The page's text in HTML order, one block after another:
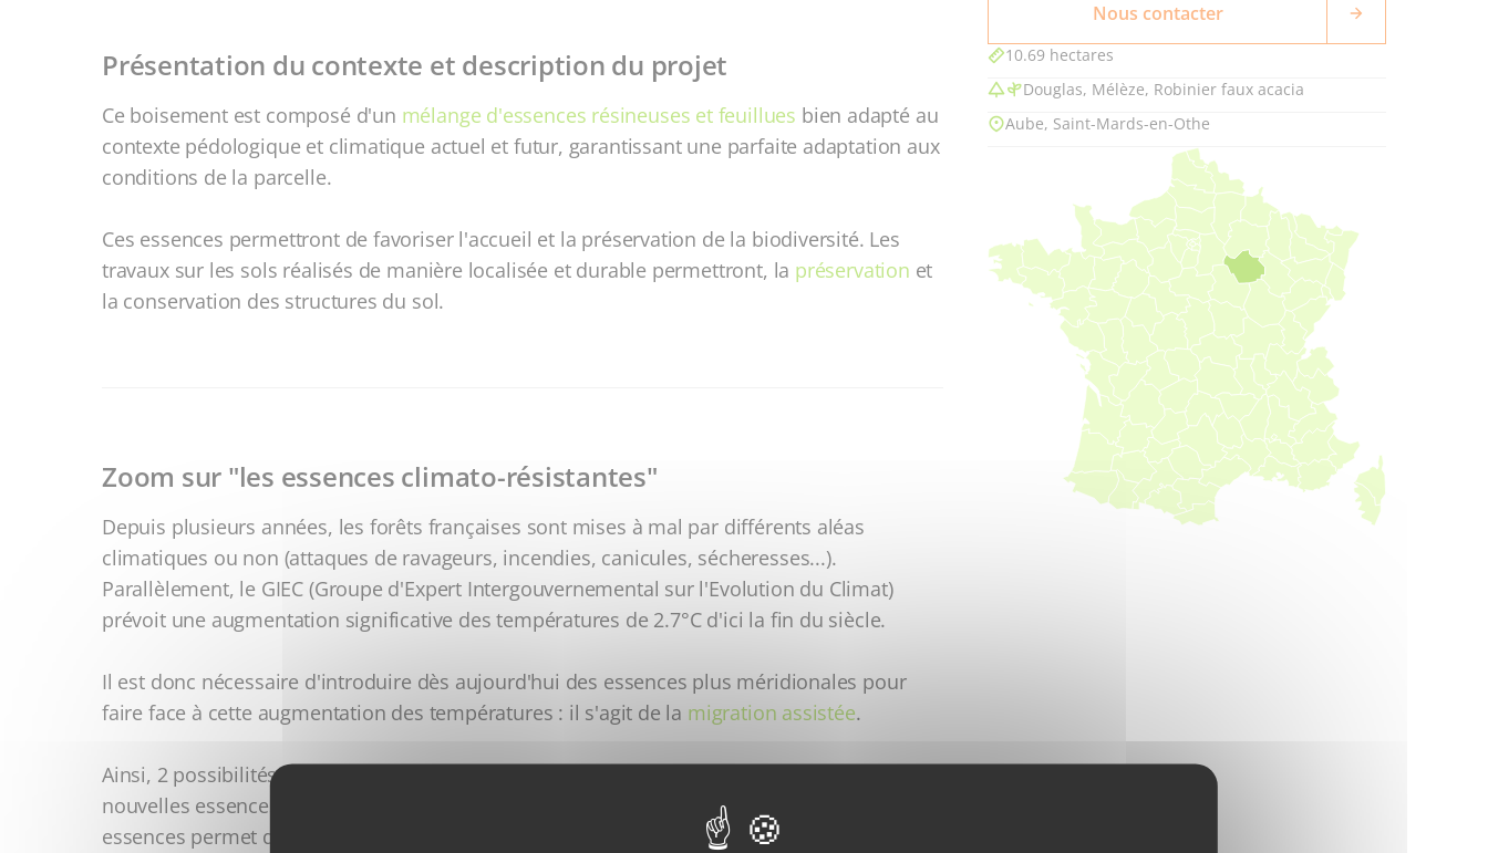
Présentation du contexte et description du projet
Ce boisement est composé d'un mélange d'essences résineuses et feuillues bien adapté au
contexte pédologique et climatique actuel et futur, garantissant une parfaite adaptation aux
conditions de la parcelle.
Ces essences permettront de favoriser l'accueil et la préservation de la biodiversité. Les
travaux sur les sols réalisés de manière localisée et durable permettront, la préservation et
la conservation des structures du sol.
Zoom sur "les essences climato-résistantes"
Depuis plusieurs années, les forêts françaises sont mises à mal par différents aléas
climatiques ou non (attaques de ravageurs, incendies, canicules, sécheresses...).
Parallèlement, le GIEC (Groupe d'Expert Intergouvernemental sur l'Evolution du Climat)
prévoit une augmentation significative des températures de 2.7°C d'ici la fin du siècle.
Il est donc nécessaire d'introduire dès aujourd'hui des essences plus méridionales pour
faire face à cette augmentation des températures : il s'agit de la migration assistée.
Ainsi, 2 possibilités s'offrent au sylviculteur : la migration assistée et l'introduction de
nouvelles essences mieux adaptées aux changements du climat. L'introduction de telles
essences permet donc à la forêt de devenir plus résiliente face au changement climatique
Nous contacter
10.69 hectares
Douglas, Mélèze, Robinier faux acacia
Aube, Saint-Mards-en-Othe